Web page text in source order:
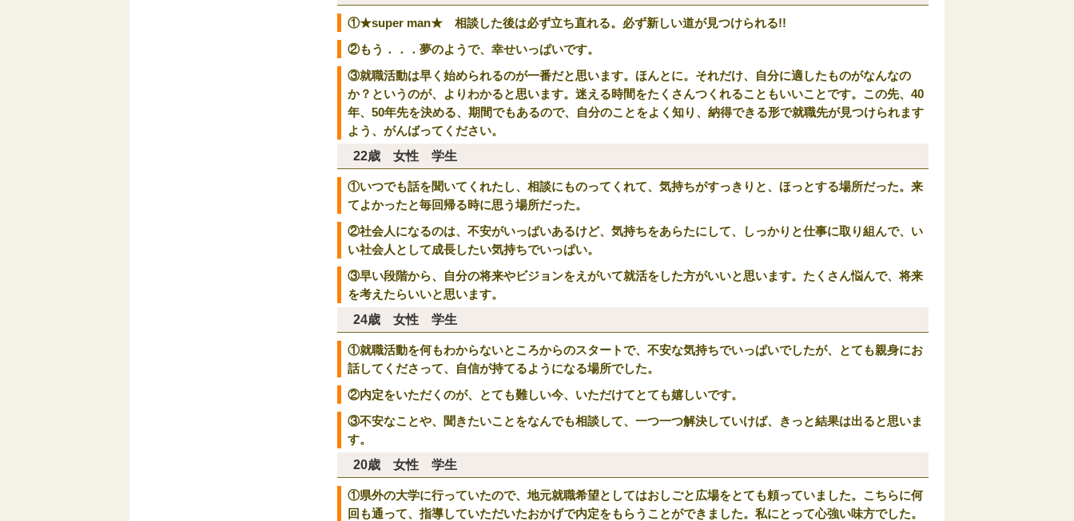
①★super man★ 相談した後は必ず立ち直れる。必ず新しい道が見つけられる!!
②もう．．．夢のようで、幸せいっぱいです。
③就職活動は早く始められるのが一番だと思います。ほんとに。それだけ、自分に適したものがなんなの
か？というのが、よりわかると思います。迷える時間をたくさんつくれることもいいことです。この先、40
年、50年先を決める、期間でもあるので、自分のことをよく知り、納得できる形で就職先が見つけられます
よう、がんばってください。
22歳 女性 学生
①いつでも話を聞いてくれたし、相談にものってくれて、気持ちがすっきりと、ほっとする場所だった。来
てよかったと毎回帰る時に思う場所だった。
②社会人になるのは、不安がいっぱいあるけど、気持ちをあらたにして、しっかりと仕事に取り組んで、い
い社会人として成長したい気持ちでいっぱい。
③早い段階から、自分の将来やビジョンをえがいて就活をした方がいいと思います。たくさん悩んで、将来
を考えたらいいと思います。
24歳 女性 学生
①就職活動を何もわからないところからのスタートで、不安な気持ちでいっぱいでしたが、とても親身にお
話してくださって、自信が持てるようになる場所でした。
②内定をいただくのが、とても難しい今、いただけてとても嬉しいです。
③不安なことや、聞きたいことをなんでも相談して、一つ一つ解決していけば、きっと結果は出ると思いま
す。
20歳 女性 学生
①県外の大学に行っていたので、地元就職希望としてはおしごと広場をとても頼っていました。こちらに何
回も通って、指導していただいたおかげで内定をもらうことができました。私にとって心強い味方でした。